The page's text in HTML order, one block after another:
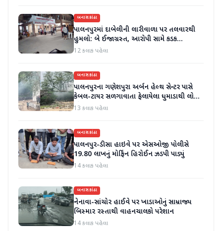
બનાસકાંઠા
પાલનપુરમાં દાબેલીની લારીવાળા પર તલવારથી
હુમલો: બે ઈજાગ્રસ્ત, આરોપી સામે કડક
કાર્યવાહીની માંગ
12 કલાક પહેલા
બનાસકાંઠા
પાલનપુરના ગણેશપુરા અર્બન હેલ્થ સેન્ટર પાસે
કેબલ-ટાયર સળગાવાતા ફેલાયેલા ધુમાડાથી લોકો
પરેશાન
13 કલાક પહેલા
બનાસકાંઠા
પાલનપુર-ડીસા હાઇવે પર એસઓજી પોલીસે
19.80 લાખનું મોર્ફિન હિરોઈન ઝડપી પાડ્યું
14 કલાક પહેલા
બનાસકાંઠા
નેનાવા-સાંચોર હાઈવે પર ખાડાઓનું સામ્રાજ્ય
બિસ્માર રસ્તાથી વાહનચાલકો પરેશાન
14 કલાક પહેલા